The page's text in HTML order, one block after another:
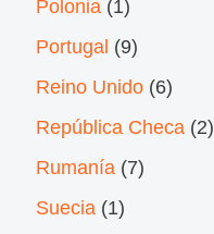
Polonia (1)
Portugal (9)
Reino Unido (6)
República Checa (2)
Rumanía (7)
Suecia (1)